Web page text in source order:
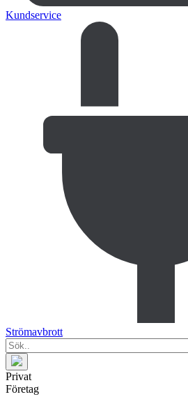
Kundservice
Strömavbrott
Privat
Företag